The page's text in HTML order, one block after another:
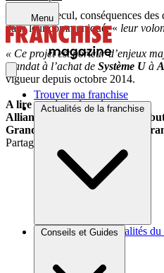
Menu
Trouver ma franchise
Actualités de la franchise
Brèves et actus Actualités du
Conseils et Guides
Malgré ce recul, conséquences
dans leur communiqué, « leur
« Ce projet est porteur d’enjeux
mandat à l’achat de Système Uà
vigueur depuis octobre 2014.
A lire aussi sur le sujet :
Alliances dans la grande
Grandes manœuvres dans la
Partager sur :